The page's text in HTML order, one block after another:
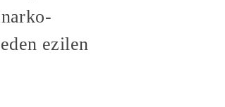
ezilen